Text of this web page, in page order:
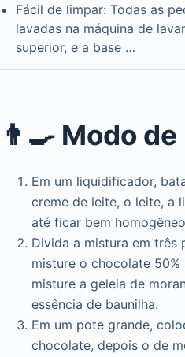
Fácil de limpar: Todas as
lavadas na máquina de
superior, e a base …
👨‍🍳 Modo
Em um liquidificador,
creme de leite, o leite, a
até ficar bem
Divida a mistura em três
misture o chocolate 50%
misture a geleia de
essência de baunilha.
Em um pote grande,
chocolate, depois o de